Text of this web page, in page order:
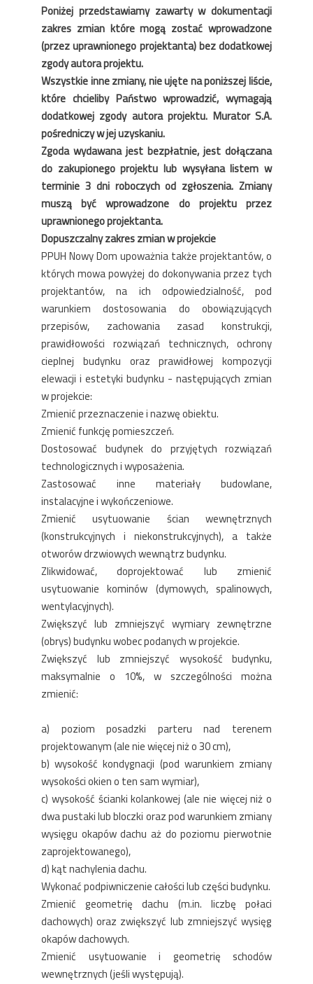
Poniżej przedstawiamy zawarty w dokumentacji
zakres zmian które mogą zostać wprowadzone
(przez uprawnionego projektanta) bez dodatkowej
zgody autora projektu.
Wszystkie inne zmiany, nie ujęte na poniższej liście,
które chcieliby Państwo wprowadzić, wymagają
dodatkowej zgody autora projektu. Murator S.A.
pośredniczy w jej uzyskaniu.
Zgoda wydawana jest bezpłatnie, jest dołączana
do zakupionego projektu lub wysyłana listem w
terminie 3 dni roboczych od zgłoszenia. Zmiany
muszą być wprowadzone do projektu przez
uprawnionego projektanta.
Dopuszczalny zakres zmian w projekcie
PPUH Nowy Dom upoważnia także projektantów, o
których mowa powyżej do dokonywania przez tych
projektantów, na ich odpowiedzialność, pod
warunkiem dostosowania do obowiązujących
przepisów, zachowania zasad konstrukcji,
prawidłowości rozwiązań technicznych, ochrony
cieplnej budynku oraz prawidłowej kompozycji
elewacji i estetyki budynku - następujących zmian
w projekcie:
Zmienić przeznaczenie i nazwę obiektu.
Zmienić funkcję pomieszczeń.
Dostosować budynek do przyjętych rozwiązań
technologicznych i wyposażenia.
Zastosować inne materiały budowlane,
instalacyjne i wykończeniowe.
Zmienić usytuowanie ścian wewnętrznych
(konstrukcyjnych i niekonstrukcyjnych), a także
otworów drzwiowych wewnątrz budynku.
Zlikwidować, doprojektować lub zmienić
usytuowanie kominów (dymowych, spalinowych,
wentylacyjnych).
Zwiększyć lub zmniejszyć wymiary zewnętrzne
(obrys) budynku wobec podanych w projekcie.
Zwiększyć lub zmniejszyć wysokość budynku,
maksymalnie o 10%, w szczególności można
zmienić:
a) poziom posadzki parteru nad terenem
projektowanym (ale nie więcej niż o 30 cm),
b) wysokość kondygnacji (pod warunkiem zmiany
wysokości okien o ten sam wymiar),
c) wysokość ścianki kolankowej (ale nie więcej niż o
dwa pustaki lub bloczki oraz pod warunkiem zmiany
wysięgu okapów dachu aż do poziomu pierwotnie
zaprojektowanego),
d) kąt nachylenia dachu.
Wykonać podpiwniczenie całości lub części budynku.
Zmienić geometrię dachu (m.in. liczbę połaci
dachowych) oraz zwiększyć lub zmniejszyć wysięg
okapów dachowych.
Zmienić usytuowanie i geometrię schodów
wewnętrznych (jeśli występują).